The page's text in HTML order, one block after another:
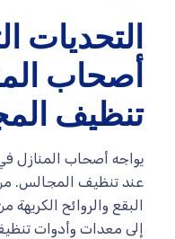
التحديات
أصحاب
تنظيف
يواجه أصحاب المنازل
عند تنظيف المجالس.
البقع والروائح
إلى معدات وأدوات